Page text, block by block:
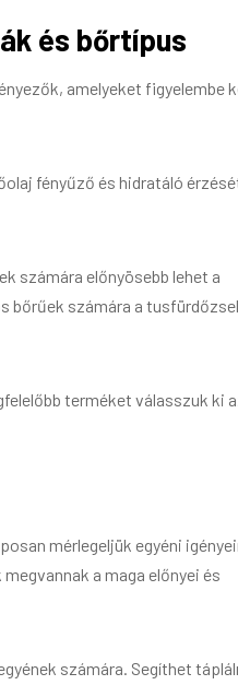
és bőrtípus
amelyeket figyelembe
fényűző és hidratáló
számára előnyösebb lehet a
bőrűek számára a
terméket válasszuk ki
mérlegeljük egyéni
a maga előnyei és
számára. Segíthet